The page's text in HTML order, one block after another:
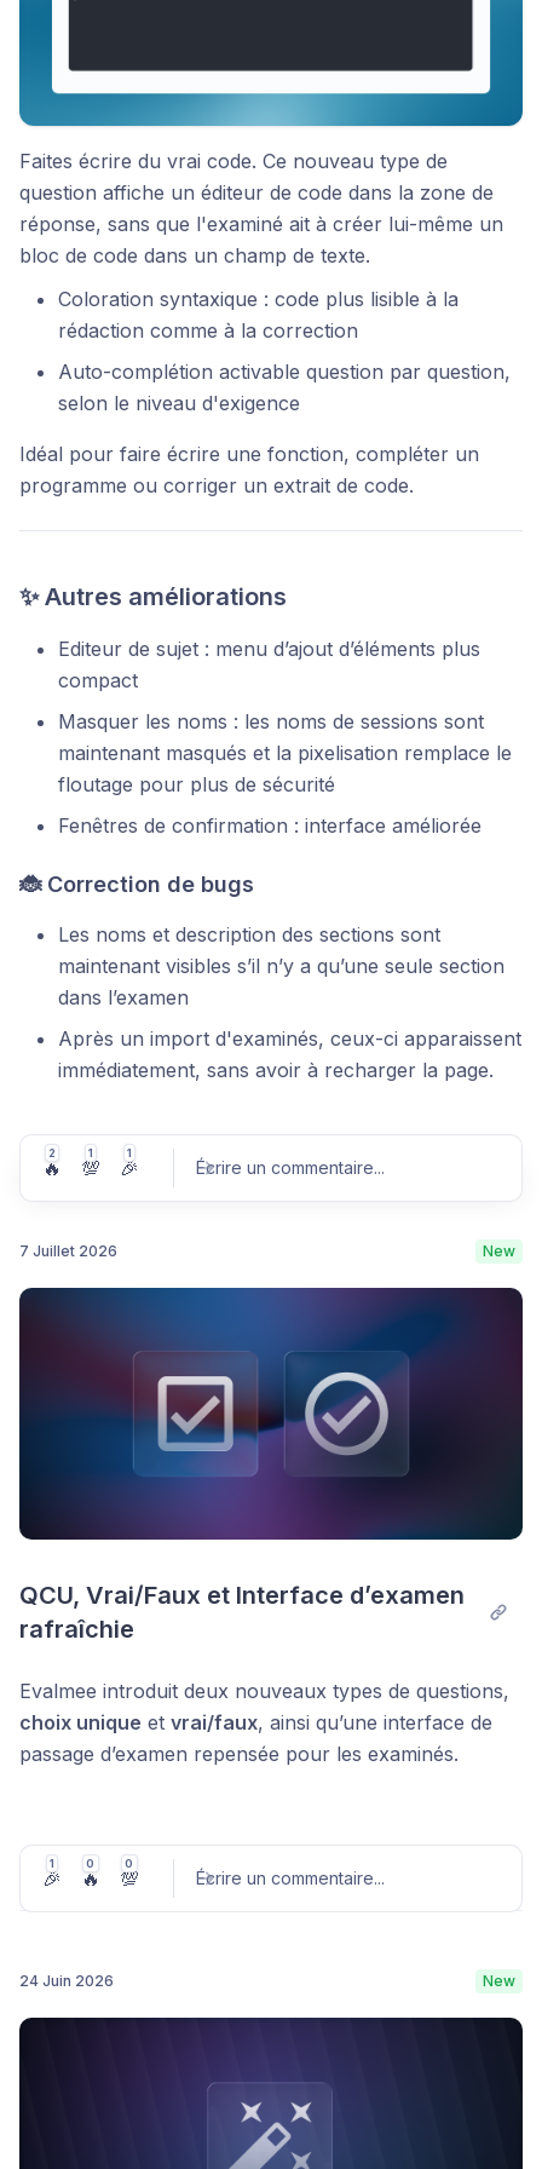
Faites écrire du vrai code. Ce nouveau type de
question affiche un éditeur de code dans la zone de
réponse, sans que l'examiné ait à créer lui-même un
bloc de code dans un champ de texte.
Coloration syntaxique : code plus lisible à la
rédaction comme à la correction
Auto-complétion activable question par question,
selon le niveau d'exigence
Idéal pour faire écrire une fonction, compléter un
programme ou corriger un extrait de code.
✨ Autres améliorations
Editeur de sujet : menu d’ajout d’éléments plus
compact
Masquer les noms : les noms de sessions sont
maintenant masqués et la pixelisation remplace le
floutage pour plus de sécurité
Fenêtres de confirmation : interface améliorée
🐞 Correction de bugs
Les noms et description des sections sont
maintenant visibles s’il n’y a qu’une seule section
dans l’examen
Après un import d'examinés, ceux-ci apparaissent
immédiatement, sans avoir à recharger la page.
2
🔥
1
💯
1
🎉 Écrire un commentaire...
7 Juillet 2026 New
QCU, Vrai/Faux et Interface d’examen
rafraîchie
Evalmee introduit deux nouveaux types de questions,
choix unique et vrai/faux, ainsi qu’une interface de
passage d’examen repensée pour les examinés.
Publier un commentaire
1
🎉
0
🔥
0
💯 Écrire un commentaire...
24 Juin 2026 New